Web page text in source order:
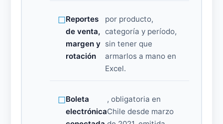
Reportes
de venta,
margen y
rotación
por producto,
categoría y período,
sin tener que
armarlos a mano en
Excel.
Boleta
electrónica
, obligatoria en
Chile desde marzo